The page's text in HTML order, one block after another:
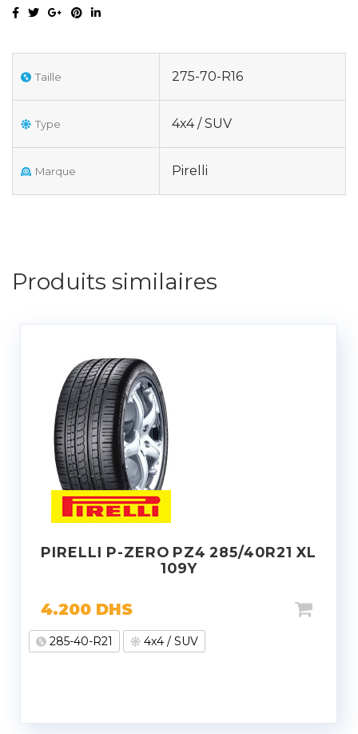
Taille 275-70-R16
Type 4x4 / SUV
Marque Pirelli
Produits similaires
PIRELLI P-ZERO PZ4 285/40R21 XL
109Y
4.200 DHS
285-40-R21 4x4 / SUV